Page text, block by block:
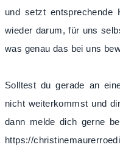
und setzt
wieder darum, für uns
was genau das bei uns
Solltest du gerade an
nicht weiterkommst und
dann melde dich gerne
https://